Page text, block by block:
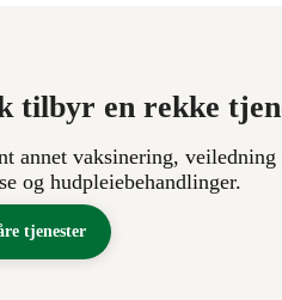
tilbyr en rekke
annet vaksinering,
og hudpleiebehandlinger.
tjenester